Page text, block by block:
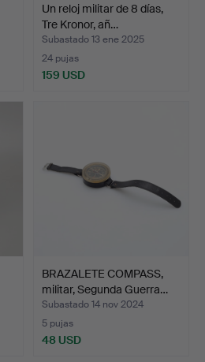
Un reloj militar de 8 días,
Tre Kronor, añ…
Subastado 13 ene 2025
24 pujas
159 USD
BRAZALETE COMPASS,
militar, Segunda Guerra…
Subastado 14 nov 2024
5 pujas
48 USD